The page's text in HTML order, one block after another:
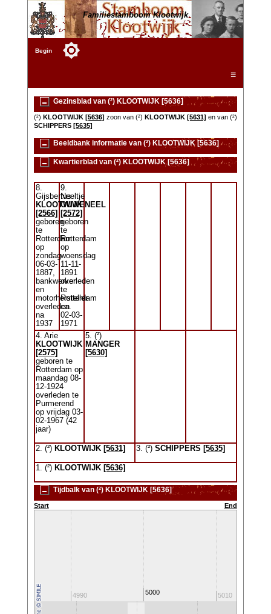
Familiestamboom Klootwijk
Begin
☰
Gezinsblad van (²) KLOOTWIJK [5636]
(²) KLOOTWIJK [5636] zoon van (²) KLOOTWIJK [5631] en van (²)
SCHIPPERS [5635]
Beeldbank informatie van (²) KLOOTWIJK [5636]
Kwartierblad van (²) KLOOTWIJK [5636]
8.
Gijsbertus
KLOOTWIJK
[2566]
geboren
te
Rotterdam
op
zondag
06-03-
1887,
bankwerker
en
motorhersteller
overleden
na
1937
9.
Neeltje
OUWENEEL
[2572]
geboren
te
Rotterdam
op
woensdag
11-11-
1891
overleden
te
Rotterdam
ca.
02-03-
1971
4. Arie
KLOOTWIJK
[2575]
geboren te
Rotterdam op
maandag 08-
12-1924
overleden te
Purmerend
op vrijdag 03-
02-1967 (42
jaar)
5. (²)
MANGER
[5630]
2. (²) KLOOTWIJK [5631] 3. (²) SCHIPPERS [5635]
1. (²) KLOOTWIJK [5636]
Tijdbalk van (²) KLOOTWIJK [5636]
Start End
4990 5000 5010